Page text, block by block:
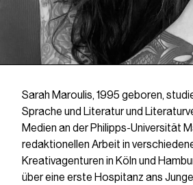
Sarah Maroulis, 1995 geboren,
Sprache und Literatur und
Medien an der Philipps-Universität
redaktionellen Arbeit in
Kreativagenturen in Köln und
über eine erste Hospitanz ans